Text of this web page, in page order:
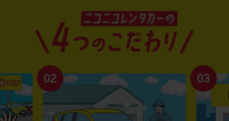
02 03